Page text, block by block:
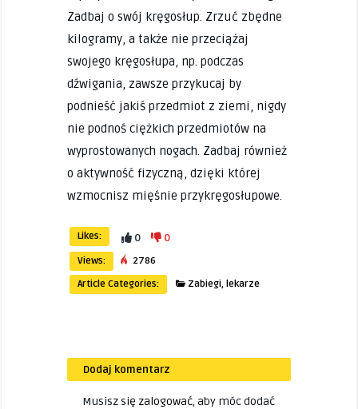
Zadbaj o swój kręgosłup. Zrzuć zbędne
kilogramy, a także nie przeciążaj
swojego kręgosłupa, np. podczas
dźwigania, zawsze przykucaj by
podnieść jakiś przedmiot z ziemi, nigdy
nie podnoś ciężkich przedmiotów na
wyprostowanych nogach. Zadbaj również
o aktywność fizyczną, dzięki której
wzmocnisz mięśnie przykręgosłupowe.
Likes: 0 0
Views:
2786
Article Categories:
Zabiegi, lekarze
Dodaj komentarz
Musisz się zalogować, aby móc dodać